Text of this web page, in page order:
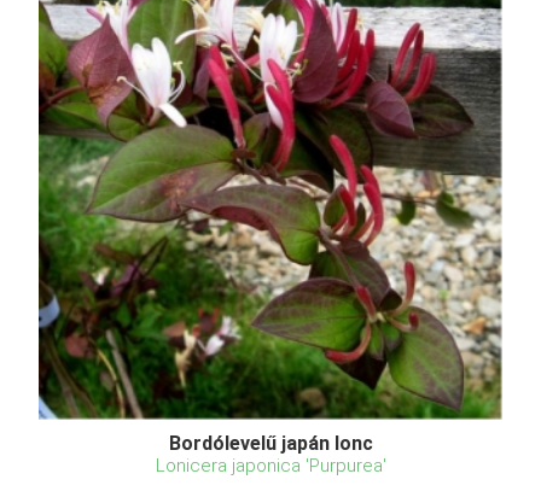
Bordólevelű japán lonc
Lonicera japonica 'Purpurea'